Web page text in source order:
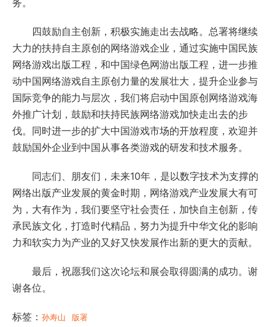
务。
四鼓励自主创新，积极实施走出去战略。总署将继续
大力的扶持自主原创的网络游戏企业，通过实施中国民族
网络游戏出版工程，和中国绿色网游出版工程，进一步推
动中国网络游戏自主原创力量的发展壮大，提升企业参与
国际竞争的能力与层次，我们将启动中国原创网络游戏海
外推广计划，鼓励和扶持民族网络游戏加快走出去的步
伐。同时进一步的扩大中国游戏市场的开放程度，欢迎并
鼓励国外企业到中国从事各类游戏的研发和技术服务。
同志们、朋友们，未来10年，是以数字技术为支撑的
网络出版产业发展的黄金时期，网络游戏产业发展大有可
为，大有作为，我们要坚守社会责任，加快自主创新，传
承民族文化，打造时代精品，努力为提升中华文化的影响
力和软实力为产业的又好又快发展作出新的更大的贡献。
最后，祝愿我们这次论坛和展会取得圆满的成功。谢
谢各位。
标签： 孙寿山 版署